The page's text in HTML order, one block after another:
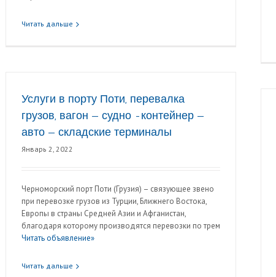
Читать дальше
Услуги в порту Поти, перевалка
грузов, вагон — судно -контейнер —
авто — складские терминалы
Январь 2, 2022
Черноморский порт Поти (Грузия) – связующее звено
при перевозке грузов из Турции, Ближнего Востока,
Европы в страны Средней Азии и Афганистан,
благодаря которому производятся перевозки по трем
Читать объявление»
Читать дальше